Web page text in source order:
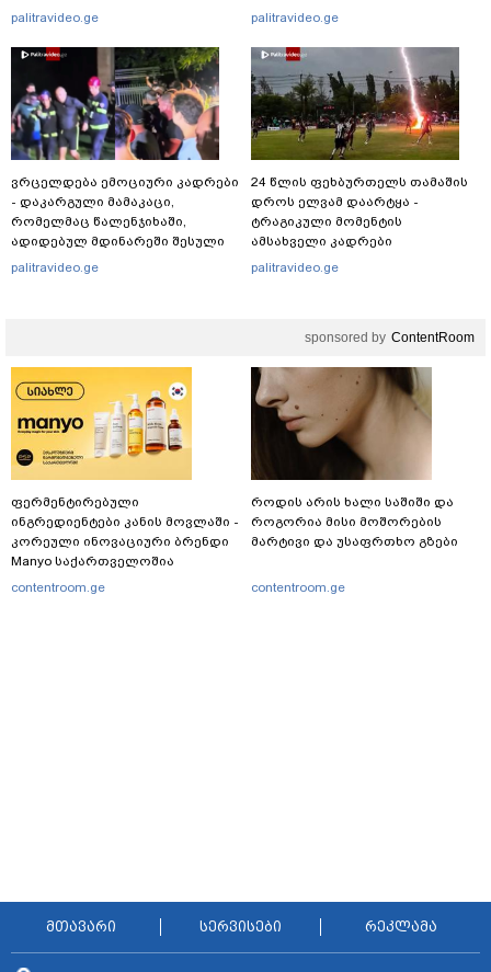
მიმდინარეობს
palitravideo.ge
ვრცელდება ემოციური კადრები
- დაკარგული მამაკაცი,
რომელმაც წალენჯიხაში,
ადიდებულ მდინარეში შესული
დედა-შვილი გადაარჩინა,
palitravideo.ge
კონტრიძე მეუღლეს ემოციურ
palitravideo.ge
24 წლის ფეხბურთელს თამაშის
დროს ელვამ დაარტყა -
ტრაგიკული მომენტის
ამსახველი კადრები
ტაილანდიდან მედიაში
palitravideo.ge
sponsored by ContentRoom
ფერმენტირებული
ინგრედიენტები კანის მოვლაში -
კორეული ინოვაციური ბრენდი
Manyo საქართველოშია
contentroom.ge
როდის არის ხალი საშიში და
როგორია მისი მოშორების
მარტივი და უსაფრთხო გზები
contentroom.ge
მთავარი სერვისები რეკლამა